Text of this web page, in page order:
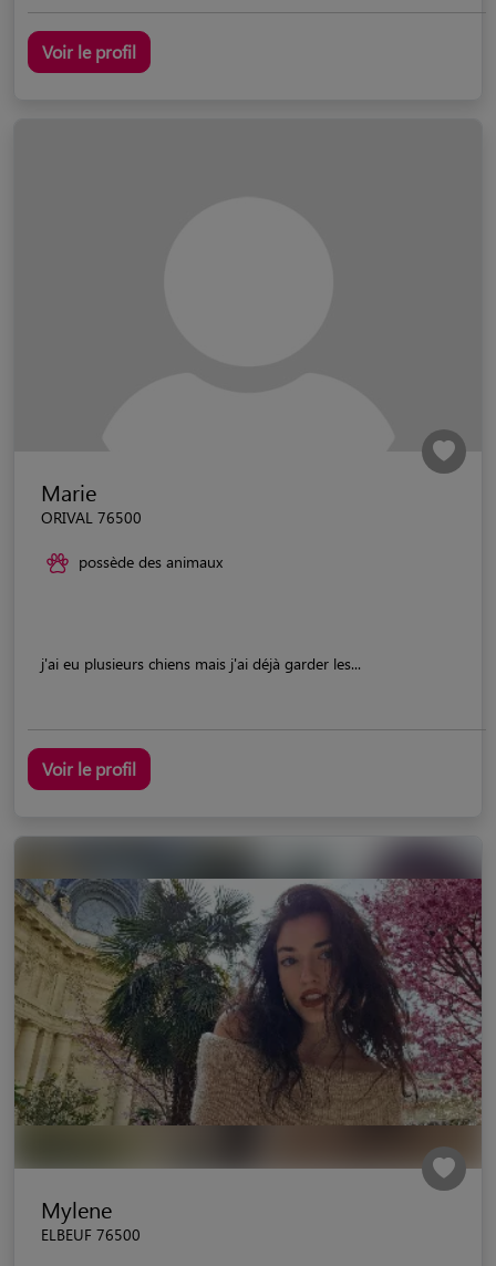
Voir le profil
Marie
ORIVAL 76500
possède des animaux
j'ai eu plusieurs chiens mais j'ai déjà garder les...
Voir le profil
Mylene
ELBEUF 76500